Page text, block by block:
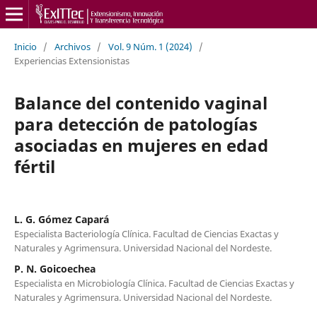
Inicio / Archivos / Vol. 9 Núm. 1 (2024)
/
Experiencias Extensionistas
Balance del contenido vaginal
para detección de patologías
asociadas en mujeres en edad
fértil
L. G. Gómez Capará
Especialista Bacteriología Clínica. Facultad de Ciencias Exactas y
Naturales y Agrimensura. Universidad Nacional del Nordeste.
P. N. Goicoechea
Especialista en Microbiología Clínica. Facultad de Ciencias Exactas y
Naturales y Agrimensura. Universidad Nacional del Nordeste.